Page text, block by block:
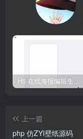
H5 在线海报编辑生成器源码
上一篇
php 仿ZYI壁纸源码